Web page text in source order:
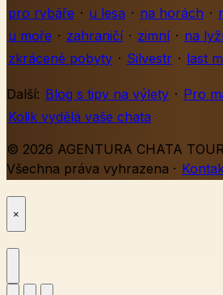
pro rybáře · u lesa · na horách ·
u moře · zahraničí · zimní · na
zkrácené pobyty · Silvestr · last
Další: Blog s tipy na výlety · Pro
Kolik vydělá vaše chata
© 2026 AGENTURA CHATA
Všechna práva vyhrazena ·
×